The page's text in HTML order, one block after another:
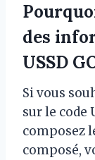
des
USSD
Si vous
sur le code
composez
composé,